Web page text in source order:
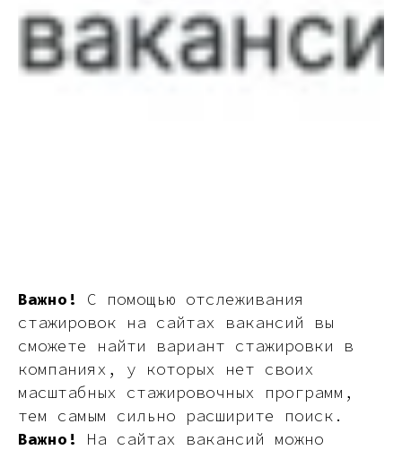
Важно! С помощью отслеживания
стажировок на сайтах вакансий вы
сможете найти вариант стажировки в
компаниях, у которых нет своих
масштабных стажировочных программ,
тем самым сильно расширите поиск.
Важно! На сайтах вакансий можно